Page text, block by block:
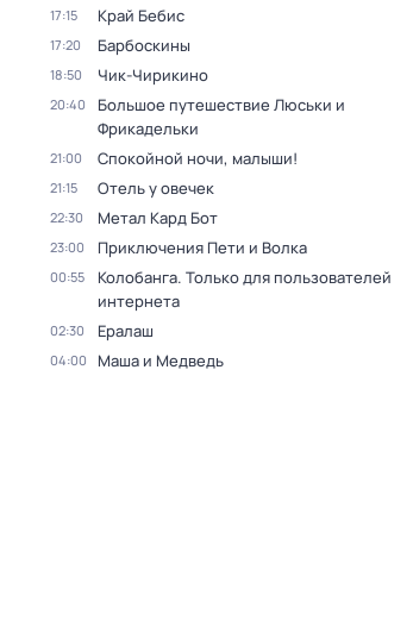
17:15 Край Бебис
17:20 Барбоскины
18:50 Чик-Чирикино
20:40
Большое путешествие Люськи и
Фрикадельки
21:00 Спокойной ночи, малыши!
21:15 Отель у овечек
22:30 Метал Кард Бот
23:00 Приключения Пети и Волка
00:55
Колобанга. Только для пользователей
интернета
02:30 Ералаш
04:00 Маша и Медведь